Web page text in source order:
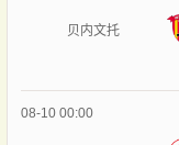
贝内文托
08-10 00:00